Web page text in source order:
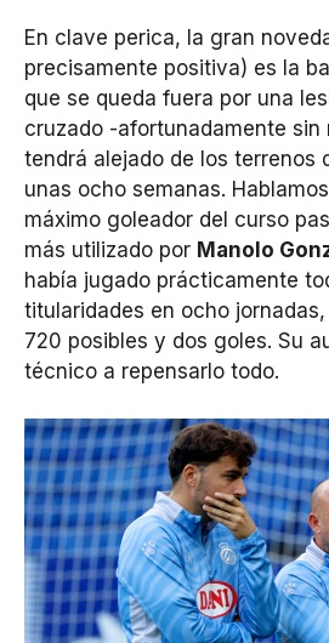
En clave perica, la gran
precisamente positiva) es la
que se queda fuera por una
cruzado -afortunadamente sin
tendrá alejado de los terrenos
unas ocho semanas.
máximo goleador del curso
más utilizado por Manolo
había jugado prácticamente
titularidades en ocho
720 posibles y dos goles. Su
técnico a repensarlo todo.